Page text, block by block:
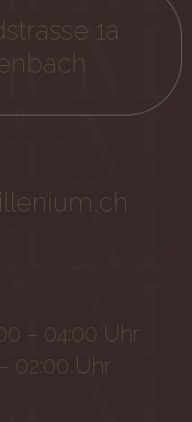
1a
– 04:00 Uhr
02:00 Uhr